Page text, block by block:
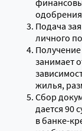
Подача
личного
занимает
жилья,
Сбор
дается 90
в банке-